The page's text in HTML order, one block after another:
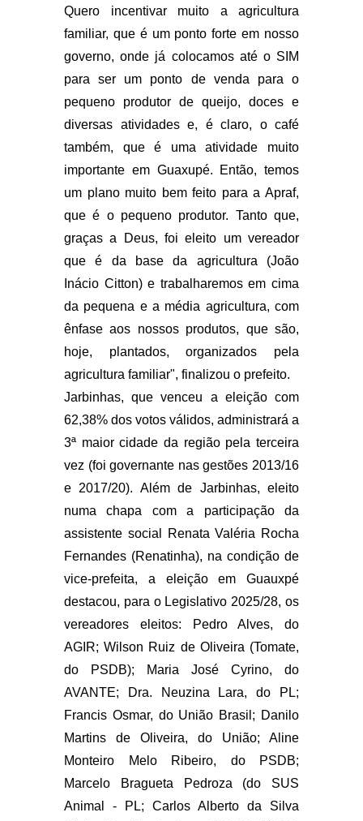
Quero incentivar muito a agricultura
familiar, que é um ponto forte em nosso
governo, onde já colocamos até o SIM
para ser um ponto de venda para o
pequeno produtor de queijo, doces e
diversas atividades e, é claro, o café
também, que é uma atividade muito
importante em Guaxupé. Então, temos
um plano muito bem feito para a Apraf,
que é o pequeno produtor. Tanto que,
graças a Deus, foi eleito um vereador
que é da base da agricultura (João
Inácio Citton) e trabalharemos em cima
da pequena e a média agricultura, com
ênfase aos nossos produtos, que são,
hoje, plantados, organizados pela
agricultura familiar", finalizou o prefeito.
Jarbinhas, que venceu a eleição com
62,38% dos votos válidos, administrará a
3ª maior cidade da região pela terceira
vez (foi governante nas gestões 2013/16
e 2017/20). Além de Jarbinhas, eleito
numa chapa com a participação da
assistente social Renata Valéria Rocha
Fernandes (Renatinha), na condição de
vice-prefeita, a eleição em Guauxpé
destacou, para o Legislativo 2025/28, os
vereadores eleitos: Pedro Alves, do
AGIR; Wilson Ruiz de Oliveira (Tomate,
do PSDB); Maria José Cyrino, do
AVANTE; Dra. Neuzina Lara, do PL;
Francis Osmar, do União Brasil; Danilo
Martins de Oliveira, do União; Aline
Monteiro Melo Ribeiro, do PSDB;
Marcelo Bragueta Pedroza (do SUS
Animal - PL; Carlos Alberto da Silva